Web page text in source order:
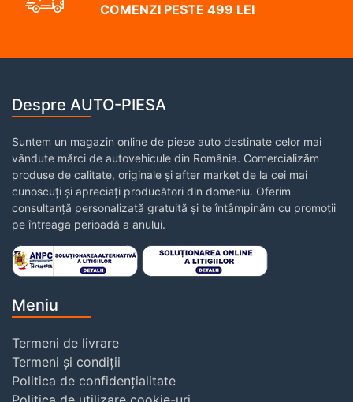
COMENZI PESTE 499 LEI
Despre AUTO-PIESA
Suntem un magazin online de piese auto destinate celor mai
vândute mărci de autovehicule din România. Comercializăm
produse de calitate, originale și after market de la cei mai
cunoscuți și apreciați producători din domeniu. Oferim
consultanță personalizată gratuită și te întâmpinăm cu promoții
pe întreaga perioadă a anului.
Meniu
Termeni de livrare
Termeni și condiții
Politica de confidențialitate